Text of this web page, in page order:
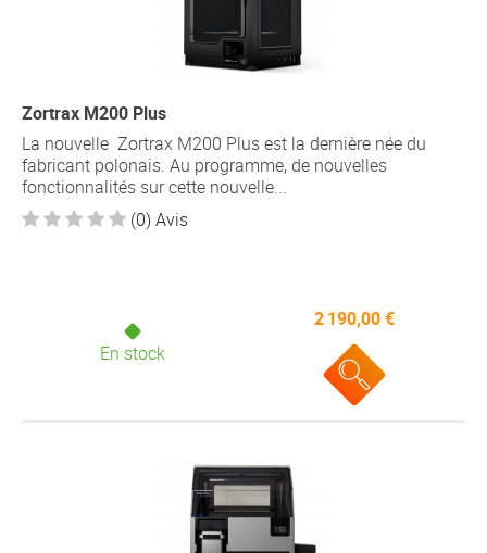
Zortrax M200 Plus
La nouvelle Zortrax M200 Plus est la dernière née du
fabricant polonais. Au programme, de nouvelles
fonctionnalités sur cette nouvelle...
(0) Avis
En stock
2 190,00 €